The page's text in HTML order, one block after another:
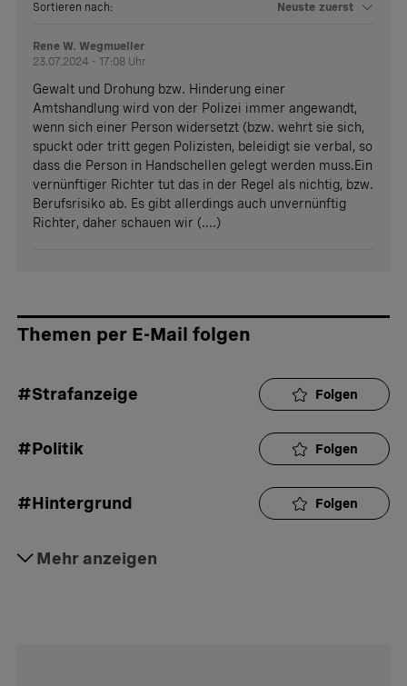
Sortieren nach: Neuste zuerst
Rene W. Wegmueller
23.07.2024 - 17:08 Uhr
Gewalt und Drohung bzw. Hinderung einer
Amtshandlung wird von der Polizei immer angewandt,
wenn sich einer Person widersetzt (bzw. wehrt sie sich,
spuckt oder tritt gegen Polizisten, beleidigt sie verbal, so
dass die Person in Handschellen gelegt werden muss.Ein
vernünftiger Richter tut das in der Regel als nichtig, bzw.
Berufsrisiko ab. Es gibt allerdings auch unvernünftig
Richter, daher schauen wir (....)
Themen per E-Mail folgen
#Strafanzeige Folgen
#Politik Folgen
#Hintergrund Folgen
Mehr anzeigen
#Strafrecht